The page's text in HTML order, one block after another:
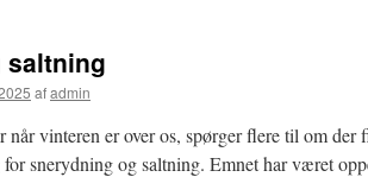
saltning
afadmin
vinteren er over os, spørger flere til om der
snerydning og saltning. Emnet har været